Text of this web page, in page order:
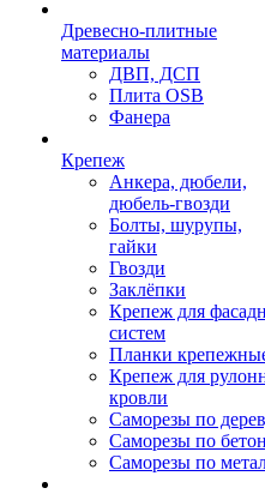
Древесно-плитные
материалы
ДВП, ДСП
Плита OSB
Фанера
Крепеж
Анкера, дюбели,
дюбель-гвозди
Болты, шурупы,
гайки
Гвозди
Заклёпки
Крепеж для
систем
Планки
Крепеж для
кровли
Саморезы по
Саморезы по
Саморезы по